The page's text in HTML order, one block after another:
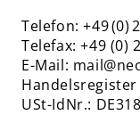
Telefon: +49 (0)
Telefax: +49 (0)
E-Mail:
USt-IdNr.: